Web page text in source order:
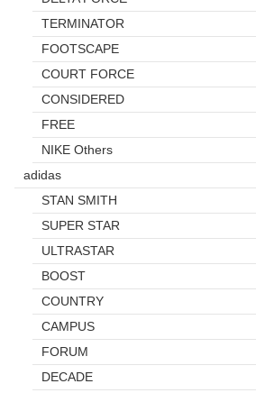
TERMINATOR
FOOTSCAPE
COURT FORCE
CONSIDERED
FREE
NIKE Others
adidas
STAN SMITH
SUPER STAR
ULTRASTAR
BOOST
COUNTRY
CAMPUS
FORUM
DECADE